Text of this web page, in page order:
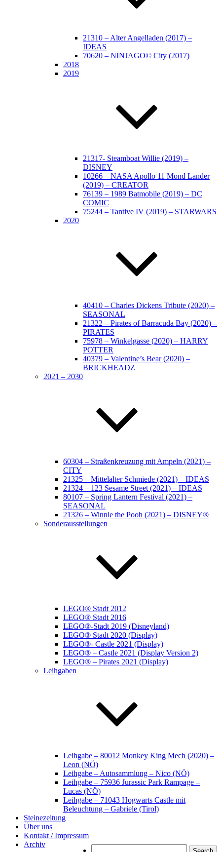
21310 – Alter Angelladen (2017) –
IDEAS
70620 – NINJAGO© City (2017)
2018
2019
21317- Steamboat Willie (2019) –
DISNEY
10266 – NASA Apollo 11 Mond Lander
(2019) – CREATOR
76139 – 1989 Batmobile (2019) – DC
COMIC
75244 – Tantive IV (2019) – STARWARS
2020
40410 – Charles Dickens Tribute (2020) –
SEASONAL
21322 – Pirates of Barracuda Bay (2020) –
PIRATES
75978 – Winkelgasse (2020) – HARRY
POTTER
40379 – Valentine’s Bear (2020) –
BRICKHEADZ
2021 – 2030
60304 – Straßenkreuzung mit Ampeln (2021) –
CITY
21325 – Mittelalter Schmiede (2021) – IDEAS
21324 – 123 Sesame Street (2021) – IDEAS
80107 – Spring Lantern Festival (2021) –
SEASONAL
21326 – Winnie the Pooh (2021) – DISNEY®
Sonderausstellungen
LEGO® Stadt 2012
LEGO® Stadt 2016
LEGO®-Stadt 2019 (Disneyland)
LEGO® Stadt 2020 (Display)
LEGO®- Castle 2021 (Display)
LEGO® – Castle 2021 (Display Version 2)
LEGO® – Pirates 2021 (Display)
Leihgaben
Leihgabe – 80012 Monkey King Mech (2020) –
Leon (NÖ)
Leihgabe – Autosammlung – Nico (NÖ)
Leihgabe – 75936 Jurassic Park Rampage –
Lucas (NÖ)
Leihgabe – 71043 Hogwarts Castle mit
Beleuchtung – Gabriele (Tirol)
Steinezeitung
Über uns
Kontakt / Impressum
Archiv